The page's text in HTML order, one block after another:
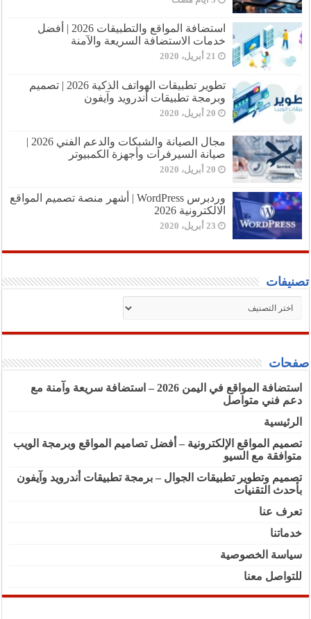
استضافة المواقع والتطبيقات 2026 | أفضل
خدمات الاستضافة السريعة والآمنة
21 أبريل، 2020
تطوير تطبيقات الهواتف الذكية 2026 | تصميم
وبرمجة تطبيقات أندرويد وآيفون
20 أبريل، 2020
مجال الصيانة والشبكات والدعم الفني 2026 |
صيانة السيرفرات وأجهزة الكمبيوتر
20 أبريل، 2020
وردبرس WordPress | أشهر منصة تصميم المواقع
الالكترونية 2026
23 أبريل، 2020
تصنيفات
تصنيفات
صفحات
استضافة المواقع في اليمن 2026 – استضافة سريعة وآمنة مع
دعم فني متواصل
الرئيسية
تصميم المواقع الإلكترونية – أفضل تصاميم المواقع وبرمجة الويب
متوافقة مع السيو
تصميم وتطوير تطبيقات الجوال – برمجة تطبيقات أندرويد وآيفون
بأحدث التقنيات
تعرف عنا
خدماتنا
سياسة الخصوصية
للتواصل معنا